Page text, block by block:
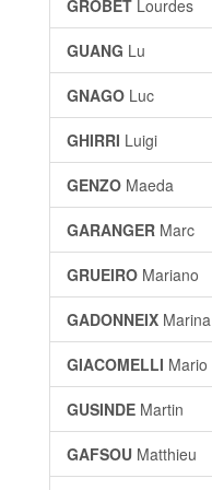
GROBET Lourdes
GUANG Lu
GNAGO Luc
GHIRRI Luigi
GENZO Maeda
GARANGER Marc
GRUEIRO Mariano
GADONNEIX Marina
GIACOMELLI Mario
GUSINDE Martin
GAFSOU Matthieu